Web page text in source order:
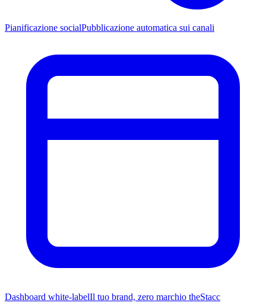
Pianificazione socialPubblicazione automatica sui canali
Dashboard white-labelIl tuo brand, zero marchio theStacc